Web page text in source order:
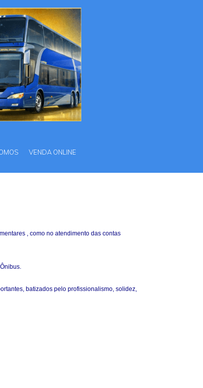
VENDA ONLINE
, como no atendimento das contas
batizados pelo profissionalismo, solidez,